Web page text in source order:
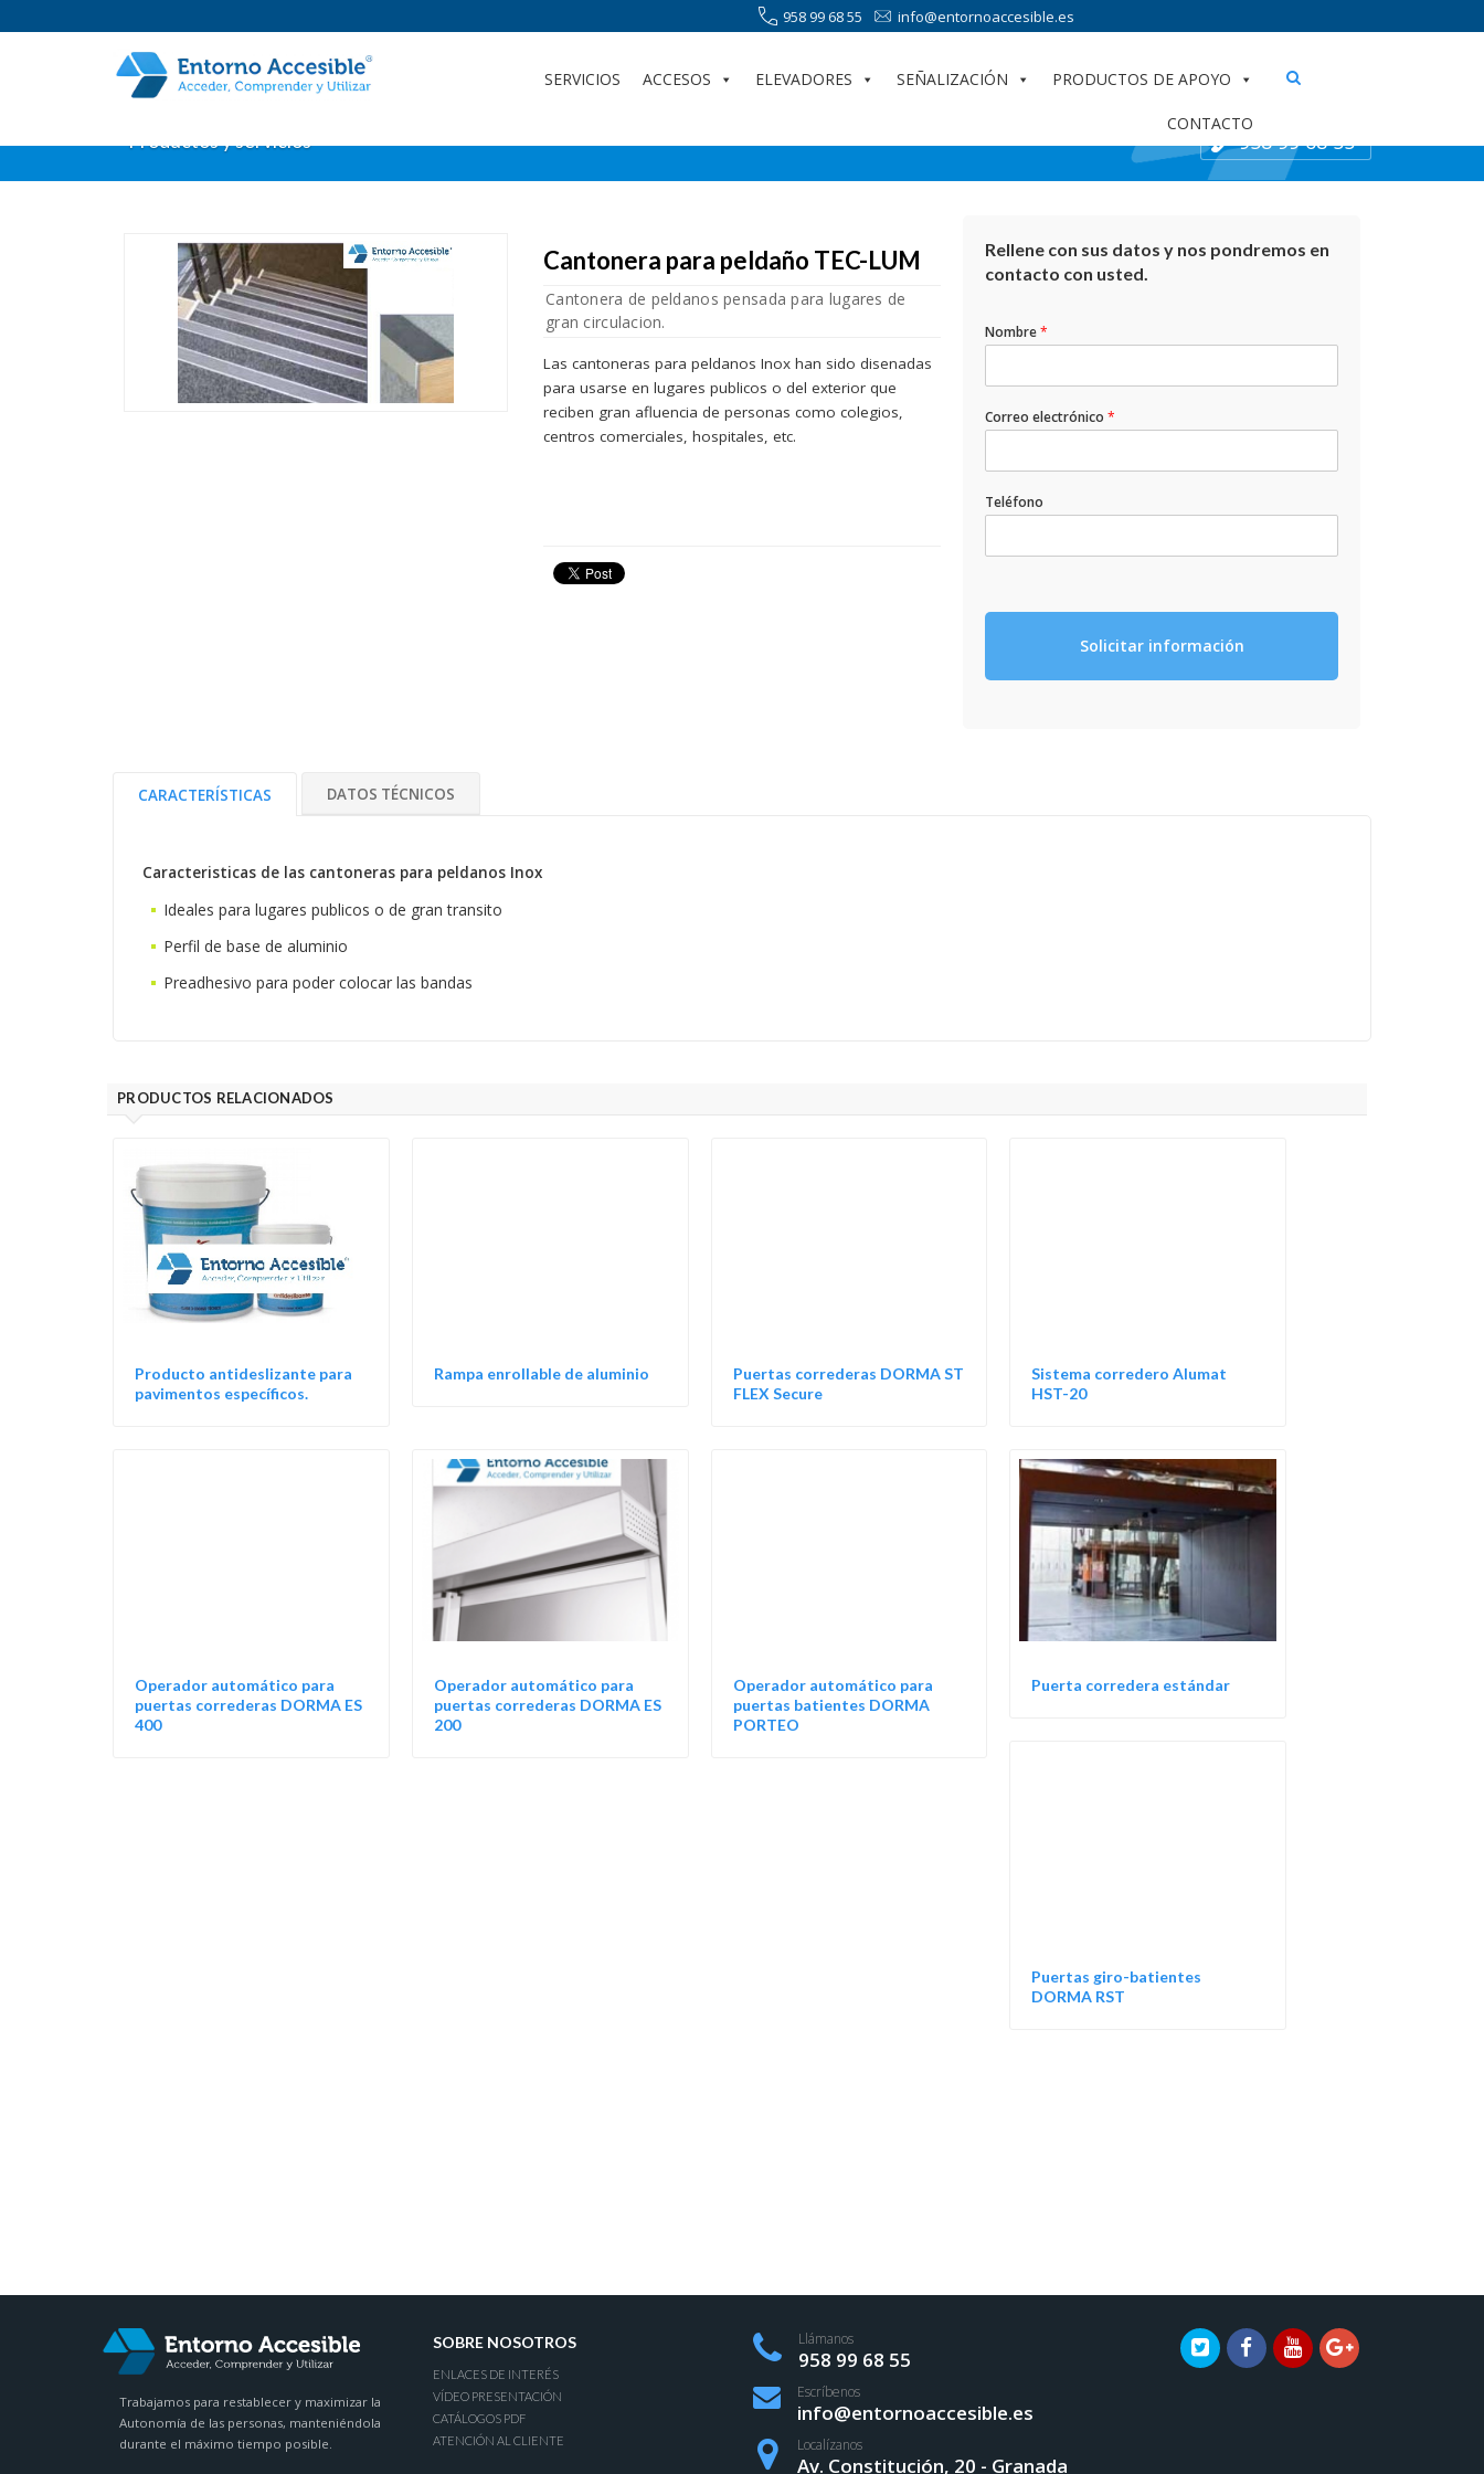
958 99 68 55 info@entornoaccesible.es
SERVICIOS ACCESOS ELEVADORES SEÑALIZACIÓN PRODUCTOS DE APOYO
CONTACTO
Productos y servicios 958 99 68 55
Cantonera para peldaño TEC-LUM
Cantonera de peldanos pensada para lugares de
gran circulacion.
Las cantoneras para peldanos Inox han sido disenadas
para usarse en lugares publicos o del exterior que
reciben gran afluencia de personas como colegios,
centros comerciales, hospitales, etc.
Rellene con sus datos y nos pondremos en
contacto con usted.
Nombre*
Correo electrónico *
Teléfono
Solicitar información
CARACTERÍSTICAS DATOS TÉCNICOS
Caracteristicas de las cantoneras para peldanos Inox
Ideales para lugares publicos o de gran transito
Perfil de base de aluminio
Preadhesivo para poder colocar las bandas
PRODUCTOS RELACIONADOS
Producto antideslizante para
pavimentos específicos.
Rampa enrollable de aluminio
Puertas correderas DORMA ST
FLEX Secure
Sistema corredero Alumat
HST-20
Operador automático para
puertas correderas DORMA ES
400
Operador automático para
puertas correderas DORMA ES
200
Operador automático para
puertas batientes DORMA
PORTEO
Puerta corredera estándar
Puertas giro-batientes
DORMA RST
Trabajamos para restablecer y maximizar la
Autonomía de las personas, manteniéndola
durante el máximo tiempo posible.
SOBRE NOSOTROS
ENLACES DE INTERÉS
VÍDEO PRESENTACIÓN
CATÁLOGOS PDF
ATENCIÓN AL CLIENTE
Llámanos
958 99 68 55
Escríbenos
info@entornoaccesible.es
Localízanos
Av. Constitución, 20 - Granada